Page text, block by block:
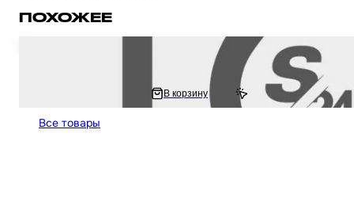
ПОХОЖЕЕ
Барабан сцепления в сборе на питбайк и мотоцикл Irbis TTR / Ирбис
В корзину
Все товары